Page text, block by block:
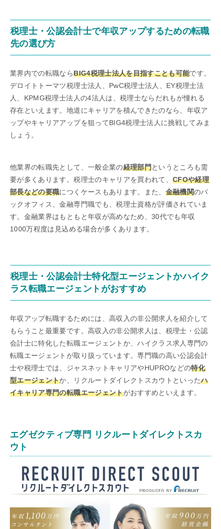
税理士・公認会計士で年収アップするための転職
先の選び方
業界内での転職ならBIG4税理士法人を目指すことも可能です。
デロイトトーマツ税理士法人、PwC税理士法人、EY税理士法
人、KPMG税理士法人の4法人は、税理士ならだれもが憧れる
存在といえます。地道にキャリアを積んできたのなら、年収ア
ップやキャリアアップを狙ってBIG4税理士法人に挑戦してみま
しょう。
他業界の転職先として、一般企業の経理部門というところも需
要が多くあります。税理士のキャリアを買われて、CFOや経理
部長などの要職につくケースもあります。また、 金融機関のバ
ックオフィス、金融専門職でも、税理士資格が評価されていま
す。金融業界はもともと年収が高めなため、30代でも年収
1000万程度は見込める場合が多くあります。
税理士・公認会計士特化型エージェントかハイク
ラス転職エージェントがおすすめ
年収アップ転職するためには、高収入の非公開求人を紹介して
もらうこと最重要です。高収入の非公開求人は、税理士・公認
会計士に特化した転職エージェントか、ハイクラス求人専門の
転職エージェントが取り扱っています。専門職の高い公認会計
士や税理士では、ジャスネットキャリアやHUPROなどの特化
型エージェントか、リクルートダイレクトスカウトといったハ
イキャリア専門の転職エージェントがおすすめといえます。
エグゼクティブ専門 リクルートダイレクトスカ
ウト